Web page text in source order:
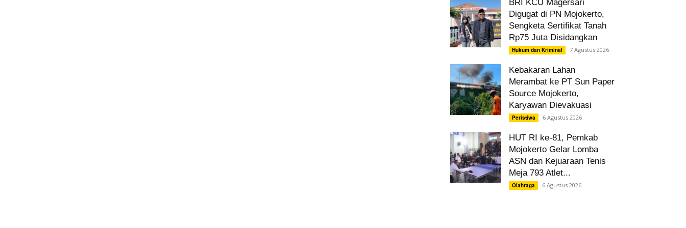
BRI KCU Magersari
Digugat di PN Mojokerto,
Sengketa Sertifikat Tanah
Rp75 Juta Disidangkan
Hukum dan Kriminal 7 Agustus 2026
Kebakaran Lahan
Merambat ke PT Sun Paper
Source Mojokerto,
Karyawan Dievakuasi
Peristiwa 6 Agustus 2026
HUT RI ke-81, Pemkab
Mojokerto Gelar Lomba
ASN dan Kejuaraan Tenis
Meja 793 Atlet...
Olahraga 6 Agustus 2026